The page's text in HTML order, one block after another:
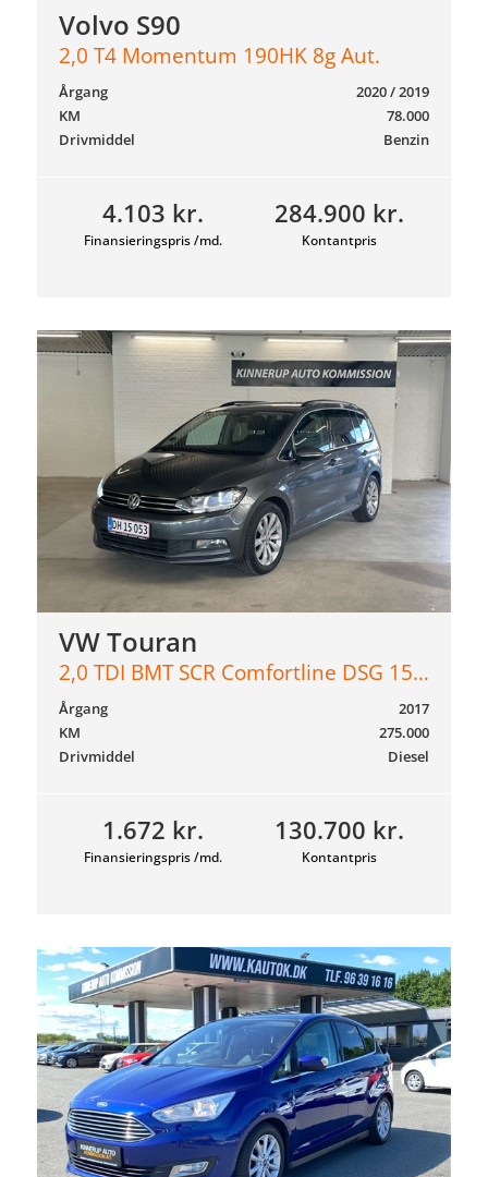
Volvo S90
2,0 T4 Momentum 190HK 8g Aut.
4.103 kr.
Finansieringspris /md.
284.900 kr.
Kontantpris
2020 / 2019
Årgang
78.000
KM
Benzin
Drivmiddel
VW Touran
2,0 TDI BMT SCR Comfortline DSG 150HK 6g Aut.
1.672 kr.
Finansieringspris /md.
130.700 kr.
Kontantpris
2017
Årgang
275.000
KM
Diesel
Drivmiddel